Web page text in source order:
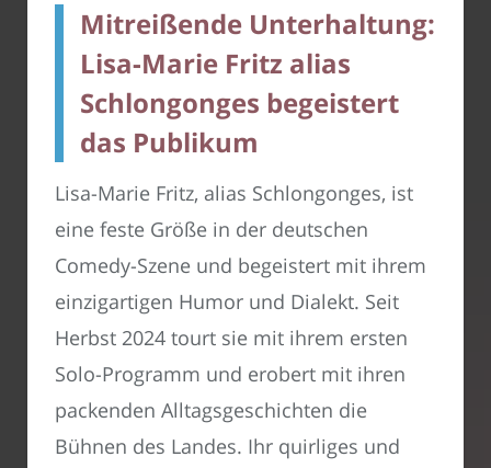
Mitreißende Unterhaltung:
Lisa-Marie Fritz alias
Schlongonges begeistert
das Publikum
Lisa-Marie Fritz, alias Schlongonges, ist
eine feste Größe in der deutschen
Comedy-Szene und begeistert mit ihrem
einzigartigen Humor und Dialekt. Seit
Herbst 2024 tourt sie mit ihrem ersten
Solo-Programm und erobert mit ihren
packenden Alltagsgeschichten die
Bühnen des Landes. Ihr quirliges und